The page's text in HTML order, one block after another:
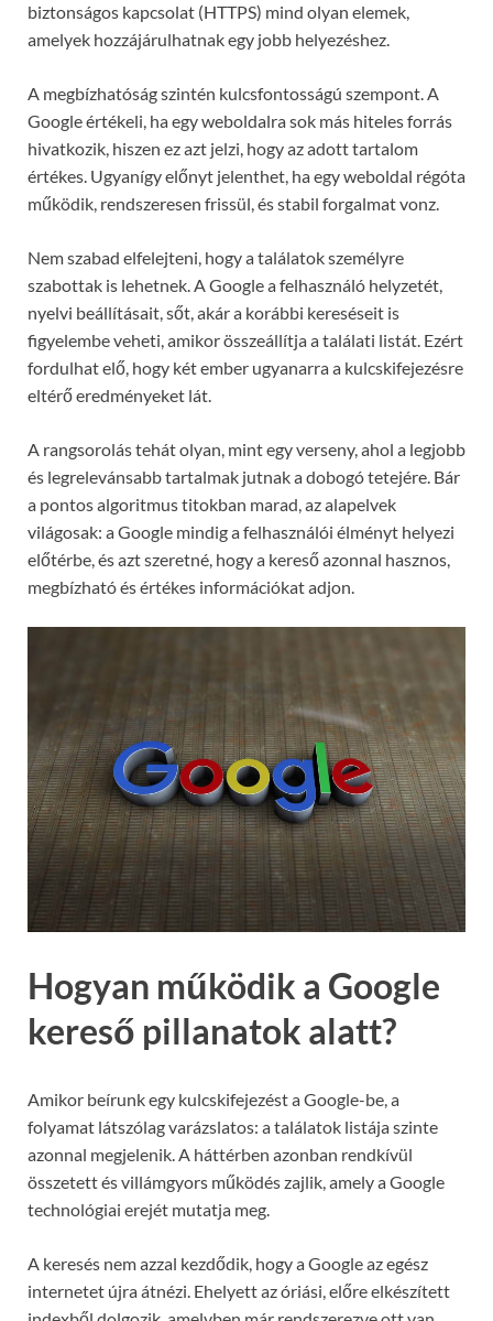
biztonságos kapcsolat (HTTPS) mind olyan elemek,
amelyek hozzájárulhatnak egy jobb helyezéshez.
A megbízhatóság szintén kulcsfontosságú szempont. A
Google értékeli, ha egy weboldalra sok más hiteles forrás
hivatkozik, hiszen ez azt jelzi, hogy az adott tartalom
értékes. Ugyanígy előnyt jelenthet, ha egy weboldal régóta
működik, rendszeresen frissül, és stabil forgalmat vonz.
Nem szabad elfelejteni, hogy a találatok személyre
szabottak is lehetnek. A Google a felhasználó helyzetét,
nyelvi beállításait, sőt, akár a korábbi kereséseit is
figyelembe veheti, amikor összeállítja a találati listát. Ezért
fordulhat elő, hogy két ember ugyanarra a kulcskifejezésre
eltérő eredményeket lát.
A rangsorolás tehát olyan, mint egy verseny, ahol a legjobb
és legrelevánsabb tartalmak jutnak a dobogó tetejére. Bár
a pontos algoritmus titokban marad, az alapelvek
világosak: a Google mindig a felhasználói élményt helyezi
előtérbe, és azt szeretné, hogy a kereső azonnal hasznos,
megbízható és értékes információkat adjon.
Hogyan működik a Google
kereső pillanatok alatt?
Amikor beírunk egy kulcskifejezést a Google-be, a
folyamat látszólag varázslatos: a találatok listája szinte
azonnal megjelenik. A háttérben azonban rendkívül
összetett és villámgyors működés zajlik, amely a Google
technológiai erejét mutatja meg.
A keresés nem azzal kezdődik, hogy a Google az egész
internetet újra átnézi. Ehelyett az óriási, előre elkészített